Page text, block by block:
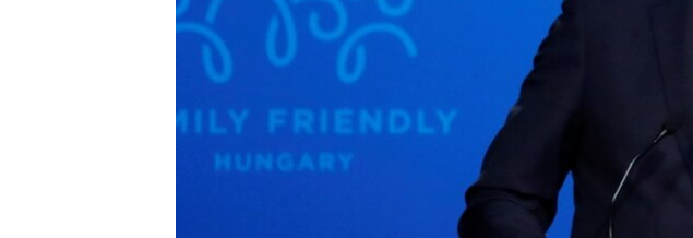
TRI DECENIJE OD RATA U BIH
NASTANAK I RASPAD JUGOSLAVIJE